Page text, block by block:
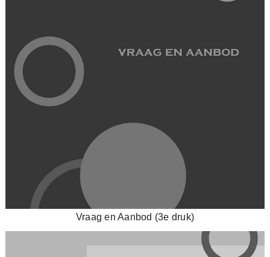
Vraag en Aanbod (3e druk)